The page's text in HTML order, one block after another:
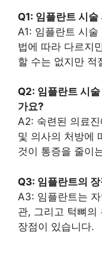
Q1: 임플란트 시
A1: 임플란트 시
법에 따라 다르지
할 수는 없지만 적
Q2: 임플란트 시
가요?
A2: 숙련된 의료
및 의사의 처방에
것이 통증을 줄이
Q3: 임플란트의
A3: 임플란트는
관, 그리고 턱뼈의
장점이 있습니다.